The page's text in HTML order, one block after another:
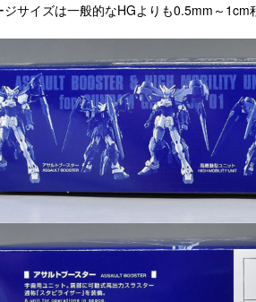
サイズは一般的なHGよりも0.5mm～1cm